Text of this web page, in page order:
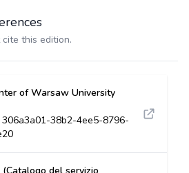
this edition.
of Warsaw University
306a3a01-38b2-4ee5-8796-